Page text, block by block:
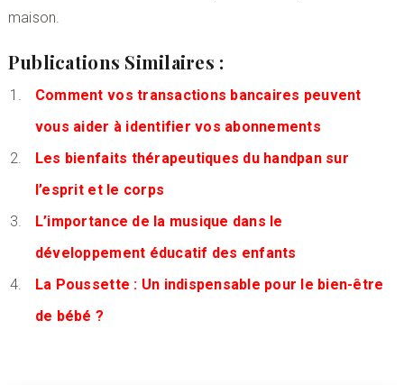
maison.
Publications Similaires :
Comment vos transactions bancaires peuvent
vous aider à identifier vos abonnements
Les bienfaits thérapeutiques du handpan sur
l’esprit et le corps
L’importance de la musique dans le
développement éducatif des enfants
La Poussette : Un indispensable pour le bien-être
de bébé ?